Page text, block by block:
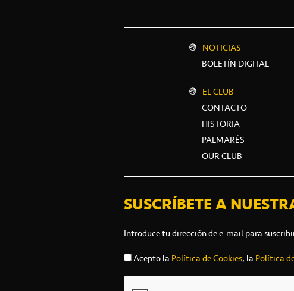
NOTICIAS
BOLETÍN DIGITAL
EL CLUB
CONTACTO
HISTORIA
PALMARÉS
OUR CLUB
SUSCRÍBETE A
Introduce tu dirección de e-mail para
Acepto la Política de Cookies, la Política